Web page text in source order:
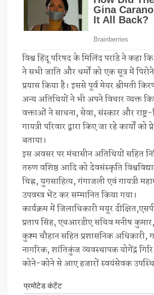
विश्व हिंदू परिषद के मिलिंद परांडे ने कहा कि
ने सभी जाति और धर्मों को एक सूत्र में
प्रयास किया है। इससे पूर्व मेयर श्रीमती
अन्य अतिथियों ने भी अपने विचार व्यक्त
वक्ताओं ने साधना, सेवा, संस्कार और राष्ट्र-
गायत्री परिवार द्वारा किए जा रहे कार्यों को
बताया।
इस अवसर पर मंचासीन अतिथियों सहित
तरुण वशिष्ठ आदि को देवसंस्कृति
चिह्न, युगसाहित्य, गंगाजली एवं गायत्री
उपवस्त्र भेंट कर सम्मानित किया गया।
कार्यक्रम में जिलाधिकारी मयूर
प्रताप सिंह, एचआरडीए सचिव मनीष
कुश्म चौहान सहित प्रशासनिक अधिकारी,
नागरिक, शांतिकुंज व्यवस्थापक योगेंद्र
कोने-कोने से आए हजारों स्वयंसेवक